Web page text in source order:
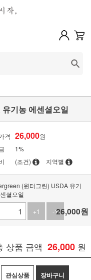
기농 에센셜오일
격 26,000원
1%
(조건) 지역별
(윈터그린) USDA 유기
셜오일
+1
-126,000원
상품 금액 26,000 원
관심상품 장바구니